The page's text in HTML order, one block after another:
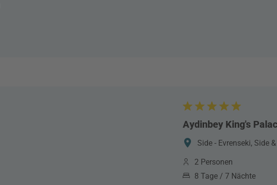
Aydinbey King's
Side - Evrenseki, Side
2 Personen
8 Tage / 7 Nächte